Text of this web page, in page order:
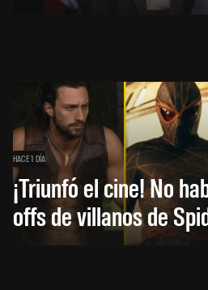
HACE 1 DÍA
¡Triunfó el cine! No
offs de villanos de